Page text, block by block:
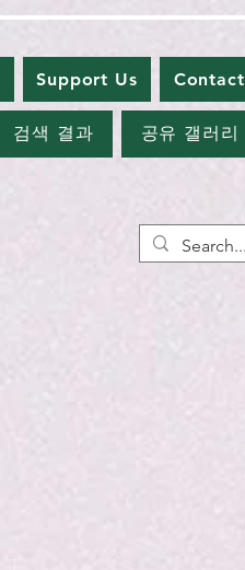
Support Us Contact
검색 결과 공유 갤러리